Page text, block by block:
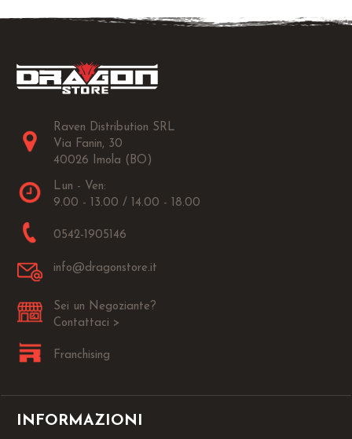
Raven Distribution SRL
Via Fanin, 30
40026 Imola (BO)
Lun - Ven:
9.00 - 13.00 / 14.00 - 18.00
0542-1905146
info@dragonstore.it
Sei un Negoziante?
Contattaci >
Franchising
INFORMAZIONI